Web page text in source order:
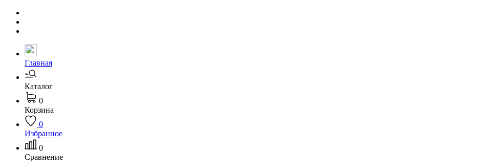
Главная
Каталог
0
Корзина
0
Избранное
0
Сравнение